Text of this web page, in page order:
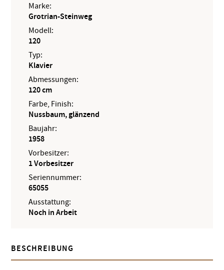
Marke:
Grotrian-Steinweg
Modell:
120
Typ:
Klavier
Abmessungen:
120 cm
Farbe, Finish:
Nussbaum, glänzend
Baujahr:
1958
Vorbesitzer:
1 Vorbesitzer
Seriennummer:
65055
Ausstattung:
Noch in Arbeit
BESCHREIBUNG